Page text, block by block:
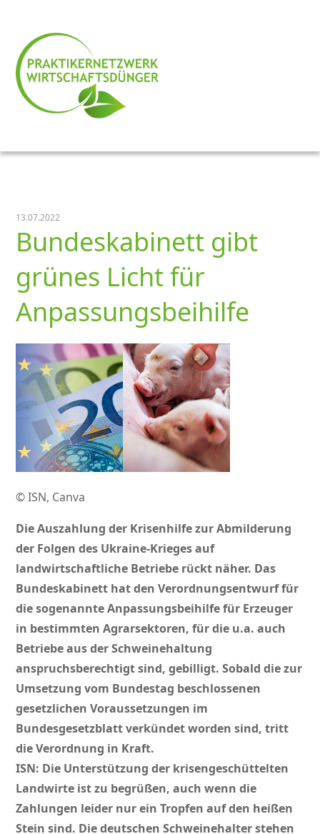
13.07.2022
Bundeskabinett gibt
grünes Licht für
Anpassungsbeihilfe
© ISN, Canva
Die Auszahlung der Krisenhilfe zur Abmilderung
der Folgen des Ukraine-Krieges auf
landwirtschaftliche Betriebe rückt näher. Das
Bundeskabinett hat den Verordnungsentwurf für
die sogenannte Anpassungsbeihilfe für Erzeuger
in bestimmten Agrarsektoren, für die u.a. auch
Betriebe aus der Schweinehaltung
anspruchsberechtigt sind, gebilligt. Sobald die zur
Umsetzung vom Bundestag beschlossenen
gesetzlichen Voraussetzungen im
Bundesgesetzblatt verkündet worden sind, tritt
die Verordnung in Kraft.
ISN: Die Unterstützung der krisengeschüttelten
Landwirte ist zu begrüßen, auch wenn die
Zahlungen leider nur ein Tropfen auf den heißen
Stein sind. Die deutschen Schweinehalter stehen